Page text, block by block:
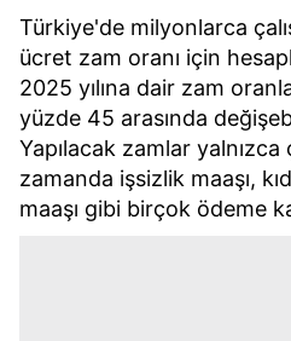
Türkiye'de milyonlarca
ücret zam oranı için
2025 yılına dair zam
yüzde 45 arasında
Yapılacak zamlar yalnızca
zamanda işsizlik maaşı,
maaşı gibi birçok ödeme